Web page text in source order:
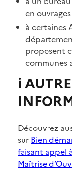
en
à certaines
proposent
communes
ℹ️
Découvrez
sur Bien
faisant appel
Maîtrise